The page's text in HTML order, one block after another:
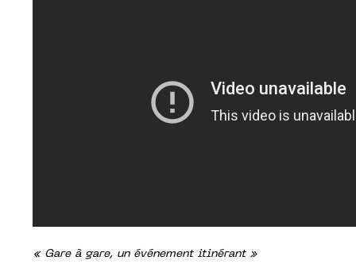
« Gare à gare, un événement itinérant »